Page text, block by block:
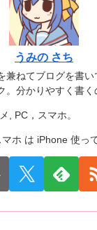
うみの さち
兼ねてブログを書い
。分かりやすく書く
, PC，スマホ。
ホ は iPhone 使っ